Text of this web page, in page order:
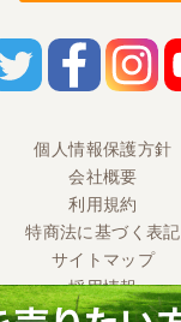
個人情報保護方針
会社概要
利用規約
特商法に基づく表記
サイトマップ
採用情報